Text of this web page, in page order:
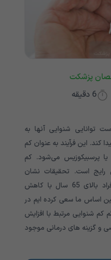
پزشکت
6 دقیقه
توانایی شنوایی آنها به
این فرآیند به عنوان کم
یا پرسبیکوزیس می‌‌‌‌‌‌‌‌‌‌‌‌‌‌‌‌‌‌‌‌‌‌‌‌‌‌‌‌‌‌‌‌‌‌‌‌‌شود. کم
رایج است. تحقیقات نشان
می‌‌‌‌‌‌‌‌‌‌‌‌‌‌‌‌‌‌‌‌‌‌‌‌‌‌‌‌‌‌‌‌‌‌‌‌‌دهد که تقریباً یک سوم افراد بالای 65 سال با کاهش
اساس ما سعی کرده ایم در
کم شنوایی مرتبط با افزایش
و گزینه های درمانی موجود